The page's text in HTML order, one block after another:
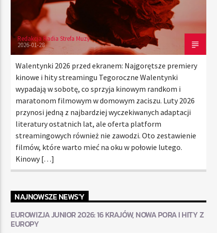
Radio Strefa Muzy
Redakcja Radia Strefa Muzy
2026-01-28
Walentynki 2026 przed ekranem: Najgorętsze premiery
kinowe i hity streamingu Tegoroczne Walentynki
wypadają w sobotę, co sprzyja kinowym randkom i
maratonom filmowym w domowym zaciszu. Luty 2026
przynosi jedną z najbardziej wyczekiwanych adaptacji
literatury ostatnich lat, ale oferta platform
streamingowych również nie zawodzi. Oto zestawienie
filmów, które warto mieć na oku w połowie lutego.
Kinowy […]
NAJNOWSZE NEWS'Y
EUROWIZJA JUNIOR 2026: 16 KRAJÓW, NOWA PORA I HITY Z
EUROPY